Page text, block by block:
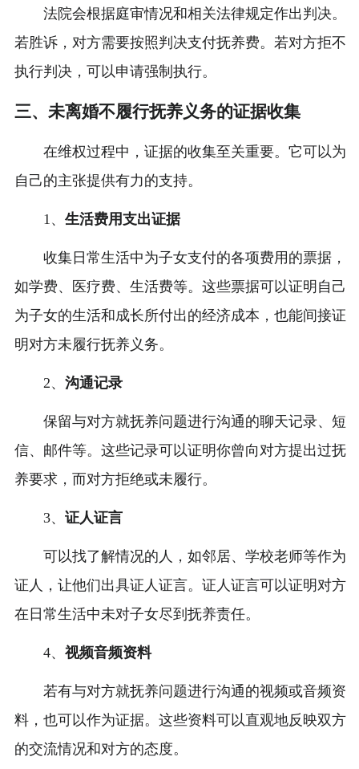
法院会根据庭审情况和相关法律规定作出判决。
若胜诉，对方需要按照判决支付抚养费。若对方拒不
执行判决，可以申请强制执行。
三、未离婚不履行抚养义务的证据收集
在维权过程中，证据的收集至关重要。它可以为
自己的主张提供有力的支持。
1、 生活费用支出证据
收集日常生活中为子女支付的各项费用的票据，
如学费、医疗费、生活费等。这些票据可以证明自己
为子女的生活和成长所付出的经济成本，也能间接证
明对方未履行抚养义务。
2、 沟通记录
保留与对方就抚养问题进行沟通的聊天记录、短
信、邮件等。这些记录可以证明你曾向对方提出过抚
养要求，而对方拒绝或未履行。
3、 证人证言
可以找了解情况的人，如邻居、学校老师等作为
证人，让他们出具证人证言。证人证言可以证明对方
在日常生活中未对子女尽到抚养责任。
4、 视频音频资料
若有与对方就抚养问题进行沟通的视频或音频资
料，也可以作为证据。这些资料可以直观地反映双方
的交流情况和对方的态度。